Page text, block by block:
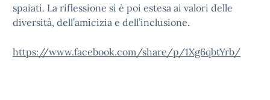
spaiati. La riflessione si è poi estesa ai valori delle
diversità, dell’amicizia e dell’inclusione.
https://www.facebook.com/share/p/1Xg6qbtYrb/